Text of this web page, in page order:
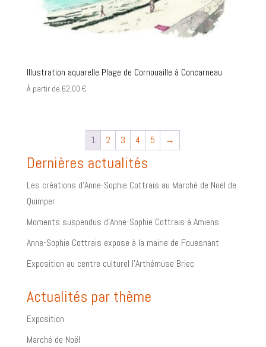
Illustration aquarelle Plage de Cornouaille à Concarneau
À partir de 62,00 €
1 2 3 4 5 →
Dernières actualités
Les créations d’Anne-Sophie Cottrais au Marché de Noël de
Quimper
Moments suspendus d’Anne-Sophie Cottrais à Amiens
Anne-Sophie Cottrais expose à la mairie de Fouesnant
Exposition au centre culturel l’Arthémuse Briec
Actualités par thème
Exposition
Marché de Noël